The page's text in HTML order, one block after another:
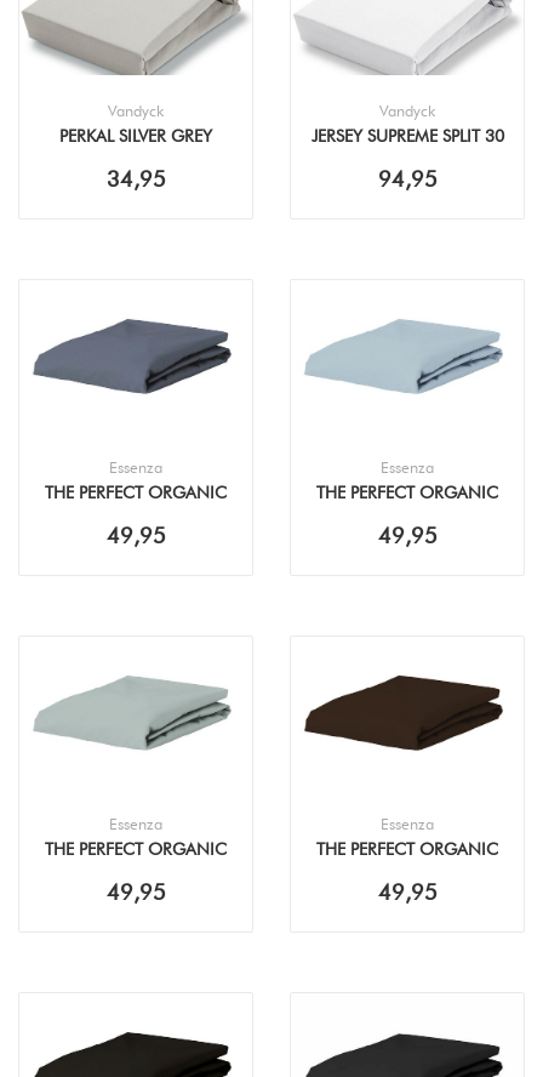
Vandyck
PERKAL SILVER GREY
34,95
Vandyck
JERSEY SUPREME SPLIT 30
94,95
Essenza
THE PERFECT ORGANIC
HOESLAKEN
49,95
Essenza
THE PERFECT ORGANIC
HOESLAKEN
49,95
Essenza
THE PERFECT ORGANIC
HOESLAKEN
49,95
Essenza
THE PERFECT ORGANIC
HOESLAKEN
49,95